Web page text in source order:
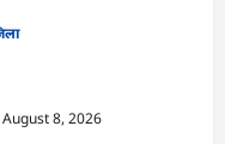
August 8, 2026